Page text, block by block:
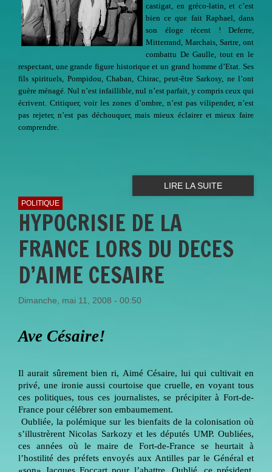
castigat, en gréco-latin, et c’est
bien ce que fait Raphael, dans
son éloge récent ! Deferre,
Mitterrand, Marchais, Sartre, ont
combattu De Gaulle, tout en le
respectant, une grande figure historique et un grand homme d’Etat. Ses
fils spirituels, Pompidou, Chaban, Chirac, peut-être Sarkosy, ne l’ont
guère ménagé. Nul n’est infaillible, nul n’est parfait, y compris ceux qui
écrivent. Critiquer, voir les zones d’ombre, n’est pas vilipender, n’est
pas rejeter, n’est pas déchouquer, mais mieux éclairer et mieux faire
comprendre.
LIRE LA SUITE
POLITIQUE
HYPOCRISIE DE LA
FRANCE LORS DU DECES
D’AIME CESAIRE
Dimanche, mai 11, 2008 - 00:50
Ave Césaire!
Il aurait sûrement bien ri, Aimé Césaire, lui qui cultivait en
privé, une ironie aussi courtoise que cruelle, en voyant tous
ces politiques, tous ces journalistes, se précipiter à Fort-de-
France pour célébrer son embaumement.
Oubliée, la polémique sur les bienfaits de la colonisation où
s’illustrèrent Nicolas Sarkozy et les députés UMP. Oubliées,
ces années où le maire de Fort-de-France se heurtait à
l’hostilité des préfets envoyés aux Antilles par le Général et